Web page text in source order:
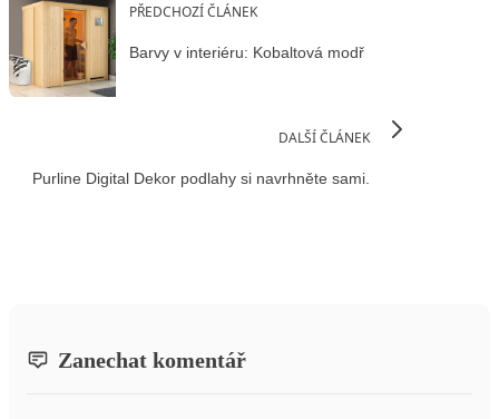
PŘEDCHOZÍ ČLÁNEK
Barvy v interiéru: Kobaltová modř
DALŠÍ ČLÁNEK
Purline Digital Dekor podlahy si navrhněte sami.
Zanechat komentář